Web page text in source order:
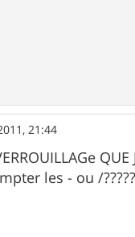
21:44
les - ou /?????